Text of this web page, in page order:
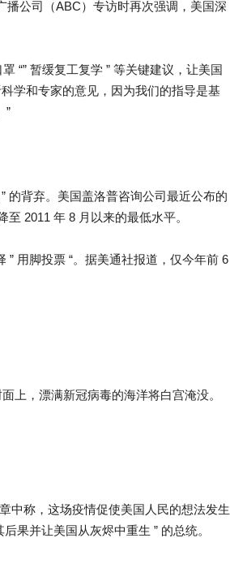
播公司（ABC）专访时再次强调，美国深
“” 暂缓复工复学 ” 等关键建议，让美国
学和专家的意见，因为我们的指导是基
”
的背弃。美国盖洛普咨询公司最近公布的
2011 年 8 月以来的最低水平。
用脚投票 “。据美通社报道，仅今年前 6
上，漂满新冠病毒的海洋将白宫淹没。
中称，这场疫情促使美国人民的想法发生
果并让美国从灰烬中重生 ” 的总统。